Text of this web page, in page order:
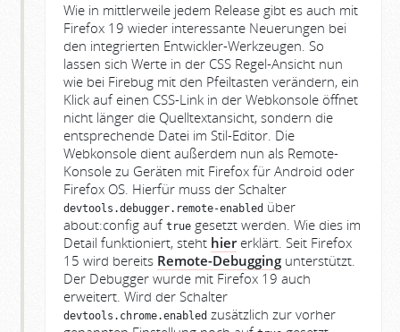
Wie in mittlerweile jedem Release gibt es auch mit
Firefox 19 wieder interessante Neuerungen bei
den integrierten Entwickler-Werkzeugen. So
lassen sich Werte in der CSS Regel-Ansicht nun
wie bei Firebug mit den Pfeiltasten verändern, ein
Klick auf einen CSS-Link in der Webkonsole öffnet
nicht länger die Quelltextansicht, sondern die
entsprechende Datei im Stil-Editor. Die
Webkonsole dient außerdem nun als Remote-
Konsole zu Geräten mit Firefox für Android oder
Firefox OS. Hierfür muss der Schalter
devtools.debugger.remote-enabled über
about:config auf true gesetzt werden. Wie dies im
Detail funktioniert, steht hiererklärt. Seit Firefox
15 wird bereits Remote-Debugging unterstützt.
Der Debugger wurde mit Firefox 19 auch
erweitert. Wird der Schalter
devtools.chrome.enabled zusätzlich zur vorher